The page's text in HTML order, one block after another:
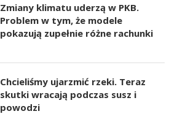
Zmiany klimatu uderzą w PKB.
Problem w tym, że modele
pokazują zupełnie różne rachunki
Chcieliśmy ujarzmić rzeki. Teraz
skutki wracają podczas susz i
powodzi